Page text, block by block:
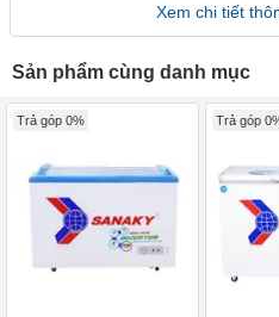
Xem chi tiết
Sản phẩm cùng danh mục
Trả góp 0% Trả góp